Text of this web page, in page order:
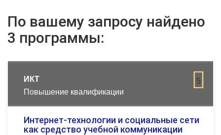
По вашему запросу найдено
3 программы:
5
ИКТ
Повышение квалификации
Интернет-технологии и социальные сети
как средство учебной коммуникации